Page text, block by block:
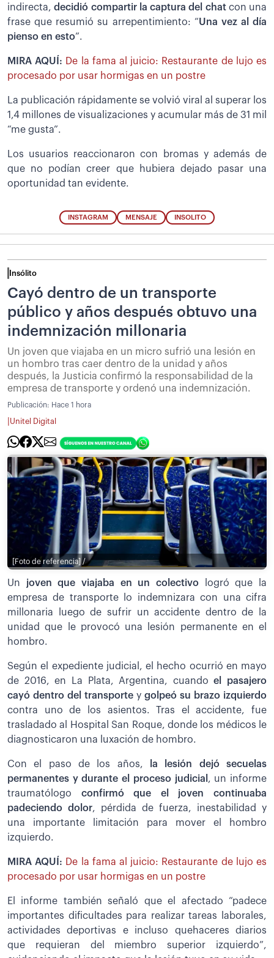
indirecta, decidió compartir la captura del chat con una
frase que resumió su arrepentimiento: “Una vez al día
pienso en esto”.
MIRA AQUÍ: De la fama al juicio: Restaurante de lujo es
procesado por usar hormigas en un postre
La publicación rápidamente se volvió viral al superar los
1,4 millones de visualizaciones y acumular más de 31 mil
“me gusta”.
Los usuarios reaccionaron con bromas y además de
que no podían creer que hubiera dejado pasar una
oportunidad tan evidente.
INSTAGRAM MENSAJE INSOLITO
Insólito
Cayó dentro de un transporte
público y años después obtuvo una
indemnización millonaria
Un joven que viajaba en un micro sufrió una lesión en
un hombro tras caer dentro de la unidad y años
después, la Justicia confirmó la responsabilidad de la
empresa de transporte y ordenó una indemnización.
Publicación: Hace 1 hora
Unitel Digital
[Foto de referencia] /
Un joven que viajaba en un colectivo
logró que la
empresa de transporte lo indemnizara con una cifra
millonaria luego de sufrir un accidente dentro de la
unidad que le provocó una lesión permanente en el
hombro.
Según el expediente judicial, el hecho ocurrió en mayo
de 2016, en La Plata, Argentina, cuandoel pasajero
cayó dentro del transporte y golpeó su brazo izquierdo
contra uno de los asientos. Tras el accidente, fue
trasladado al Hospital San Roque, donde los médicos le
diagnosticaron una luxación de hombro.
Con el paso de los años,
la lesión dejó secuelas
permanentes y durante el proceso judicial , un informe
traumatólogo confirmó que el joven continuaba
padeciendo dolor, pérdida de fuerza, inestabilidad y
una importante limitación para mover el hombro
izquierdo.
MIRA AQUÍ: De la fama al juicio: Restaurante de lujo es
procesado por usar hormigas en un postre
El informe también señaló que el afectado “padece
importantes dificultades para realizar tareas laborales,
actividades deportivas e incluso quehaceres diarios
que requieran del miembro superior izquierdo”,